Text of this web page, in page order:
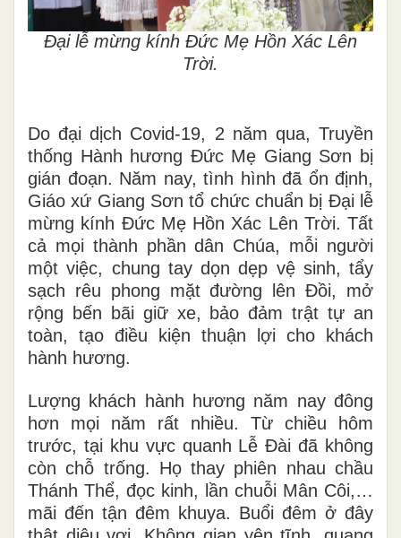
Đại lễ mừng kính Đức Mẹ Hồn Xác Lên
Trời.
Do đại dịch Covid-19, 2 năm qua, Truyền
thống Hành hương Đức Mẹ Giang Sơn bị
gián đoạn. Năm nay, tình hình đã ổn định,
Giáo xứ Giang Sơn tổ chức chuẩn bị Đại lễ
mừng kính Đức Mẹ Hồn Xác Lên Trời. Tất
cả mọi thành phần dân Chúa, mỗi người
một việc, chung tay dọn dẹp vệ sinh, tẩy
sạch rêu phong mặt đường lên Đồi, mở
rộng bến bãi giữ xe, bảo đảm trật tự an
toàn, tạo điều kiện thuận lợi cho khách
hành hương.
Lượng khách hành hương năm nay đông
hơn mọi năm rất nhiều. Từ chiều hôm
trước, tại khu vực quanh Lễ Đài đã không
còn chỗ trống. Họ thay phiên nhau chầu
Thánh Thể, đọc kinh, lần chuỗi Mân Côi,…
mãi đến tận đêm khuya. Buổi đêm ở đây